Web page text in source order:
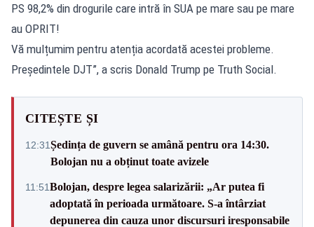
PS 98,2% din drogurile care intră în SUA pe mare sau pe mare
au OPRIT!
Vă mulțumim pentru atenția acordată acestei probleme.
Președintele DJT”, a scris Donald Trump pe Truth Social.
CITEȘTE ȘI
12:31Ședința de guvern se amână pentru ora 14:30.
Bolojan nu a obținut toate avizele
11:51Bolojan, despre legea salarizării: „Ar putea fi
adoptată în perioada următoare. S-a întârziat
depunerea din cauza unor discursuri iresponsabile